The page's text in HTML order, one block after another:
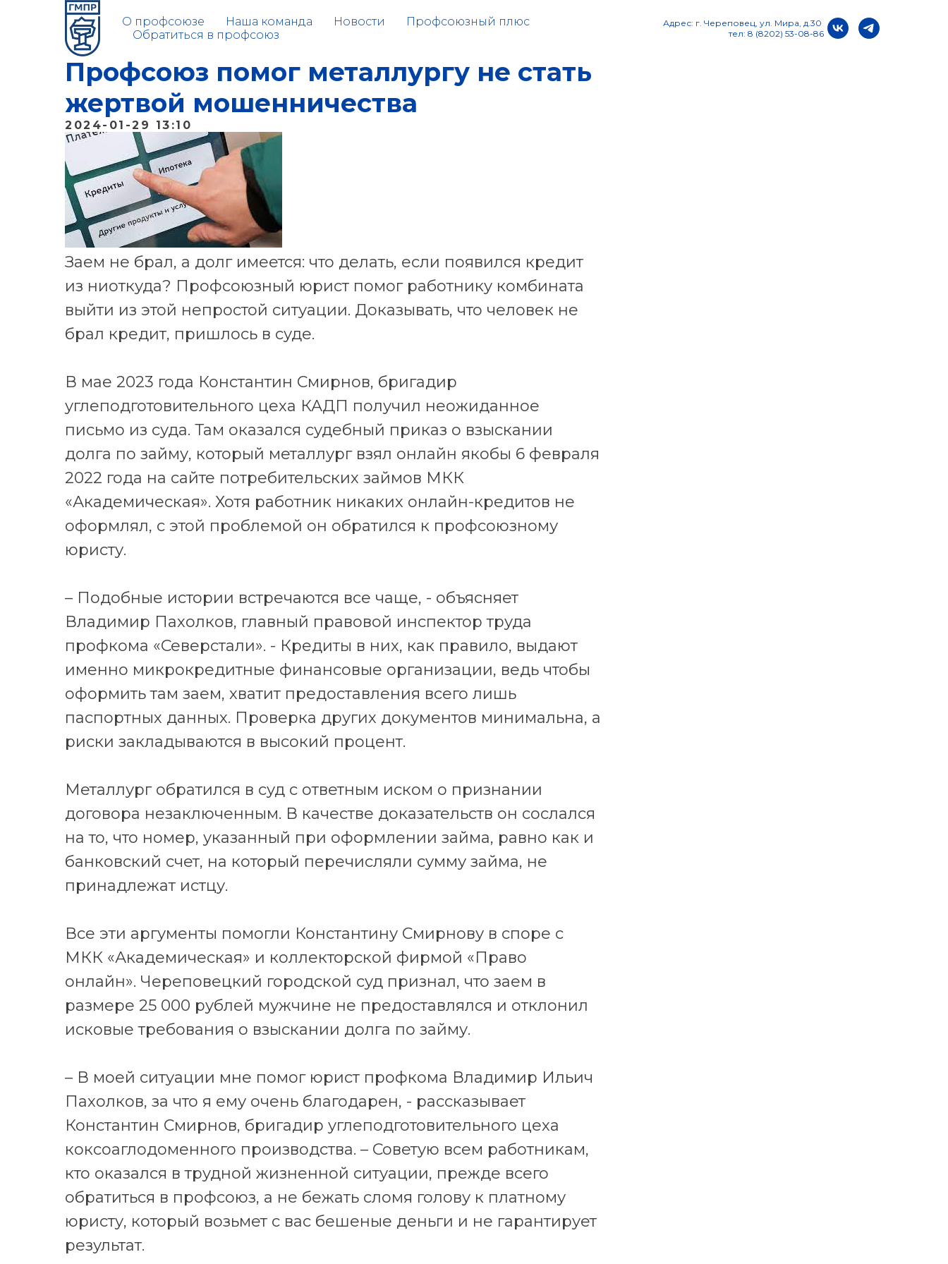
О профсоюзе Наша команда Новости
Профсоюзный плюс
Обратиться в профсоюз
Адрес: г. Череповец, ул. Мира, д.30
тел: 8 (8202) 53-08-86
Профсоюз помог металлургу не стать
жертвой мошенничества
2024-01-29 13:10
Заем не брал, а долг имеется: что делать, если появился кредит
из ниоткуда? Профсоюзный юрист помог работнику комбината
выйти из этой непростой ситуации. Доказывать, что человек не
брал кредит, пришлось в суде.
В мае 2023 года Константин Смирнов, бригадир
углеподготовительного цеха КАДП получил неожиданное
письмо из суда. Там оказался судебный приказ о взыскании
долга по займу, который металлург взял онлайн якобы 6 февраля
2022 года на сайте потребительских займов МКК
«Академическая». Хотя работник никаких онлайн-кредитов не
оформлял, с этой проблемой он обратился к профсоюзному
юристу.
– Подобные истории встречаются все чаще, - объясняет
Владимир Пахолков, главный правовой инспектор труда
профкома «Северстали». - Кредиты в них, как правило, выдают
именно микрокредитные финансовые организации, ведь чтобы
оформить там заем, хватит предоставления всего лишь
паспортных данных. Проверка других документов минимальна, а
риски закладываются в высокий процент.
Металлург обратился в суд с ответным иском о признании
договора незаключенным. В качестве доказательств он сослался
на то, что номер, указанный при оформлении займа, равно как и
банковский счет, на который перечисляли сумму займа, не
принадлежат истцу.
Все эти аргументы помогли Константину Смирнову в споре с
МКК «Академическая» и коллекторской фирмой «Право
онлайн». Череповецкий городской суд признал, что заем в
размере 25 000 рублей мужчине не предоставлялся и отклонил
исковые требования о взыскании долга по займу.
– В моей ситуации мне помог юрист профкома Владимир Ильич
Пахолков, за что я ему очень благодарен, - рассказывает
Константин Смирнов, бригадир углеподготовительного цеха
коксоаглодоменного производства. – Советую всем работникам,
кто оказался в трудной жизненной ситуации, прежде всего
обратиться в профсоюз, а не бежать сломя голову к платному
юристу, который возьмет с вас бешеные деньги и не гарантирует
результат.